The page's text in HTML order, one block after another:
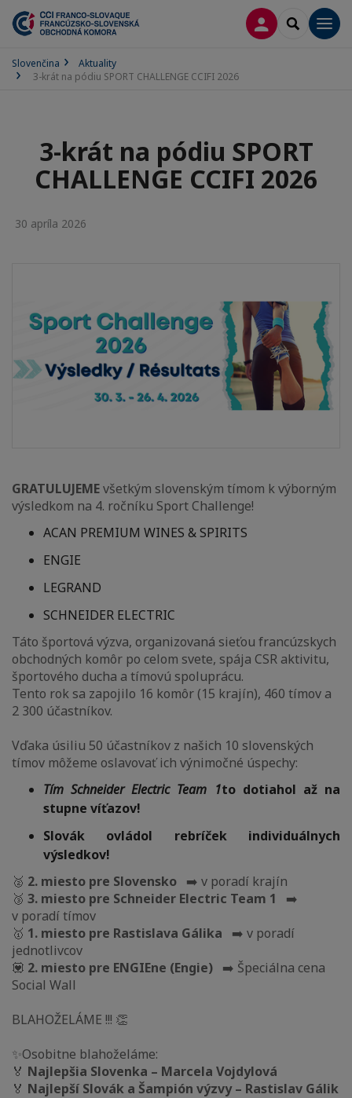
PRIHLÁSENIE
SEARCH
Slovenčina
Aktuality
3-krát na pódiu SPORT CHALLENGE CCIFI 2026
3-krát na pódiu SPORT
CHALLENGE CCIFI 2026
30 apríla 2026
GRATULUJEMEvšetkým slovenským tímom k výborným
výsledkom na 4. ročníku Sport Challenge!
ACAN PREMIUM WINES & SPIRITS
ENGIE
LEGRAND
SCHNEIDER ELECTRIC
Táto športová výzva, organizovaná sieťou francúzskych
obchodných komôr po celom svete, spája CSR aktivitu,
športového ducha a tímovú spoluprácu.
Tento rok sa zapojilo 16 komôr (15 krajín), 460 tímov a
2 300 účastníkov.
Vďaka úsiliu 50 účastníkov z našich 10 slovenských
tímov môžeme oslavovať ich výnimočné úspechy:
Tím Schneider Electric Team 1to dotiahol až na
stupne víťazov!
Slovák ovládol rebríček individuálnych
výsledkov!
🥈 2. miesto pre Slovensko ➡️ v poradí krajín
🥉 3. miesto pre Schneider Electric Team 1 ➡️
v poradí tímov
🥇 1. miesto pre Rastislava Gálika ➡️ v poradí
jednotlivcov
💟 2. miesto pre ENGIEne (Engie) ➡️ Špeciálna cena
Social Wall
BLAHOŽELÁME !!! 👏
✨Osobitne blahoželáme:
🏅 Najlepšia Slovenka – Marcela Vojdylová
🏅 Najlepší Slovák a Šampión výzvy – Rastislav Gálik